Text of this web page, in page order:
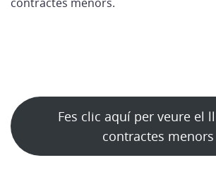
Fes clic aquí per veure el
contractes menors